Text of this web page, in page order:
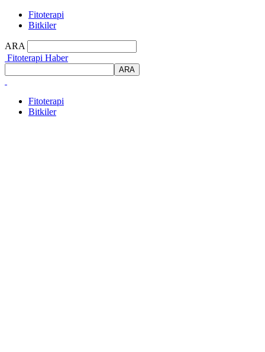
Fitoterapi
Bitkiler
ARA
Fitoterapi Haber
Fitoterapi
Bitkiler